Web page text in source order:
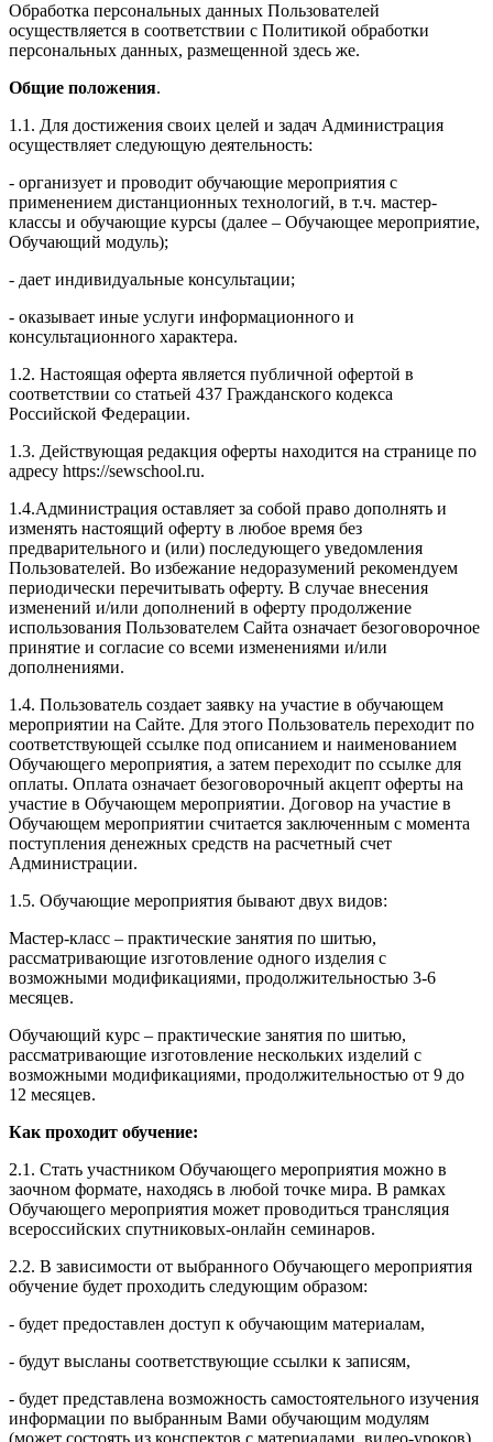
Обработка персональных данных Пользователей
осуществляется в соответствии с Политикой обработки
персональных данных, размещенной здесь же.
Общие положения.
1.1. Для достижения своих целей и задач Администрация
осуществляет следующую деятельность:
- организует и проводит обучающие мероприятия с
применением дистанционных технологий, в т.ч. мастер-
классы и обучающие курсы (далее – Обучающее мероприятие,
Обучающий модуль);
- дает индивидуальные консультации;
- оказывает иные услуги информационного и
консультационного характера.
1.2. Настоящая оферта является публичной офертой в
соответствии со статьей 437 Гражданского кодекса
Российской Федерации.
1.3. Действующая редакция оферты находится на странице по
адресу https://sewschool.ru.
1.4.Администрация оставляет за собой право дополнять и
изменять настоящий оферту в любое время без
предварительного и (или) последующего уведомления
Пользователей. Во избежание недоразумений рекомендуем
периодически перечитывать оферту. В случае внесения
изменений и/или дополнений в оферту продолжение
использования Пользователем Сайта означает безоговорочное
принятие и согласие со всеми изменениями и/или
дополнениями.
1.4. Пользователь создает заявку на участие в обучающем
мероприятии на Сайте. Для этого Пользователь переходит по
соответствующей ссылке под описанием и наименованием
Обучающего мероприятия, а затем переходит по ссылке для
оплаты. Оплата означает безоговорочный акцепт оферты на
участие в Обучающем мероприятии. Договор на участие в
Обучающем мероприятии считается заключенным с момента
поступления денежных средств на расчетный счет
Администрации.
1.5. Обучающие мероприятия бывают двух видов:
Мастер-класс – практические занятия по шитью,
рассматривающие изготовление одного изделия с
возможными модификациями, продолжительностью 3-6
месяцев.
Обучающий курс – практические занятия по шитью,
рассматривающие изготовление нескольких изделий с
возможными модификациями, продолжительностью от 9 до
12 месяцев.
Как проходит обучение:
2.1. Стать участником Обучающего мероприятия можно в
заочном формате, находясь в любой точке мира. В рамках
Обучающего мероприятия может проводиться трансляция
всероссийских спутниковых-онлайн семинаров.
2.2. В зависимости от выбранного Обучающего мероприятия
обучение будет проходить следующим образом:
- будет предоставлен доступ к обучающим материалам,
- будут высланы соответствующие ссылки к записям,
- будет представлена возможность самостоятельного изучения
информации по выбранным Вами обучающим модулям
(может состоять из конспектов с материалами, видео-уроков),